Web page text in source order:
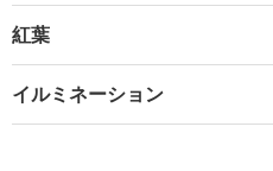
紅葉
イルミネーション